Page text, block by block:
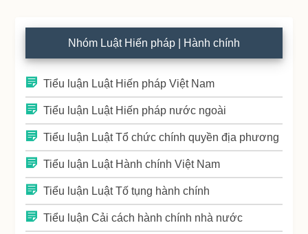
Nhóm Luật Hiến pháp | Hành chính
Tiểu luận Luật Hiến pháp Việt Nam
Tiểu luận Luật Hiến pháp nước ngoài
Tiểu luận Luật Tổ chức chính quyền địa phương
Tiểu luận Luật Hành chính Việt Nam
Tiểu luận Luật Tố tụng hành chính
Tiểu luận Cải cách hành chính nhà nước